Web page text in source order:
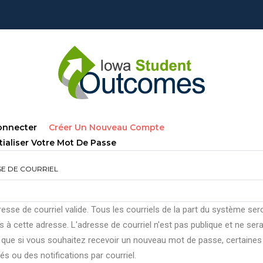
Créer Un Nouveau Compte
Votre Mot De Passe
DE COURRIEL
de courriel valide. Tous les courriels de la part du système
à cette adresse. L'adresse de courriel n'est pas publique et ne sera
si vous souhaitez recevoir un nouveau mot de passe, certaines
ou des notifications par courriel.